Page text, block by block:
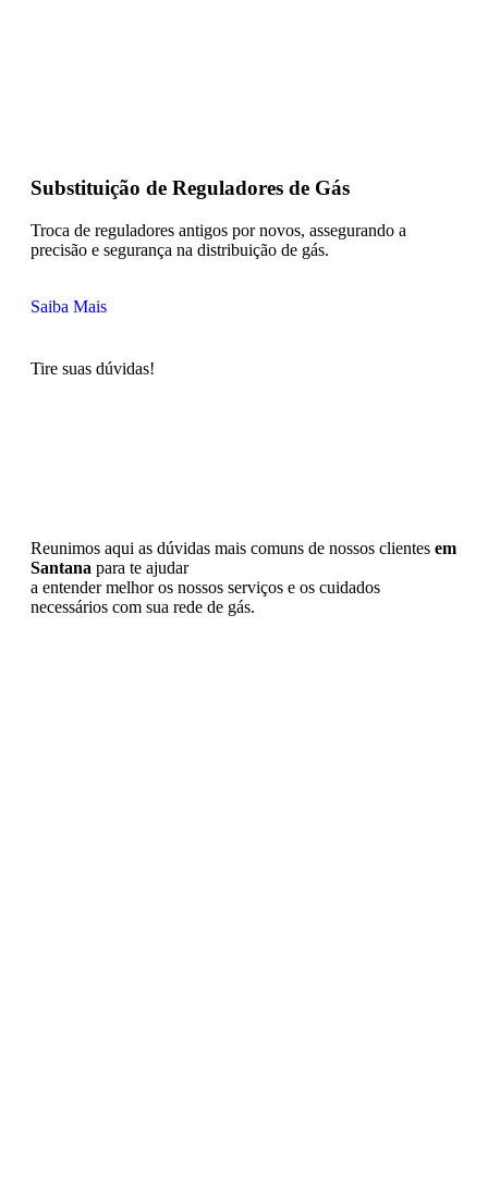
Substituição de Reguladores de Gás
Troca de reguladores antigos por novos, assegurando a
precisão e segurança na distribuição de gás.
Saiba Mais
Tire suas dúvidas!
Reunimos aqui as dúvidas mais comuns de nossos clientes em
Santana para te ajudar
a entender melhor os nossos serviços e os cuidados
necessários com sua rede de gás.